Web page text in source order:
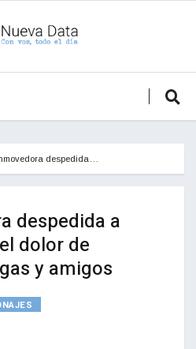
despedida…
despedida a
dolor de
y amigos